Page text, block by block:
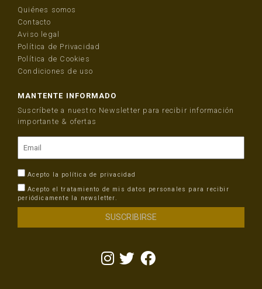
Quiénes somos
Contacto
Aviso legal
Política de Privacidad
Política de Cookies
Condiciones de uso
MANTENTE INFORMADO
Suscríbete a nuestro Newsletter para recibir información
importante & ofertas
Acepto la política de privacidad
Acepto el tratamiento de mis datos personales para recibir
periódicamente la newsletter.